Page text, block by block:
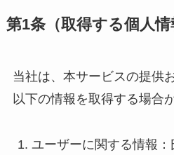
第1条（取得する個人情
当社は、本サービスの提供
以下の情報を取得する場合
ユーザーに関する情報